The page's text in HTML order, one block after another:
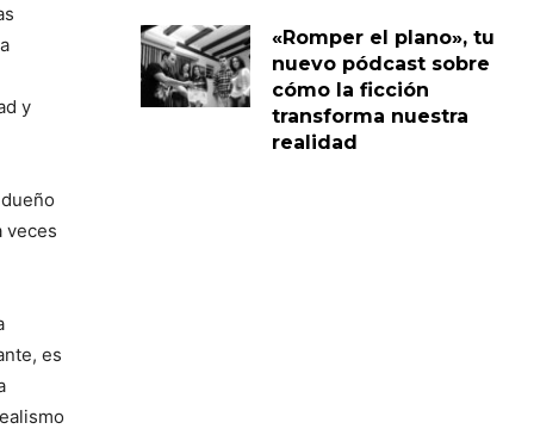
y
veces
es
«Romper el plano», tu
nuevo pódcast sobre
cómo la ficción
transforma nuestra
realidad